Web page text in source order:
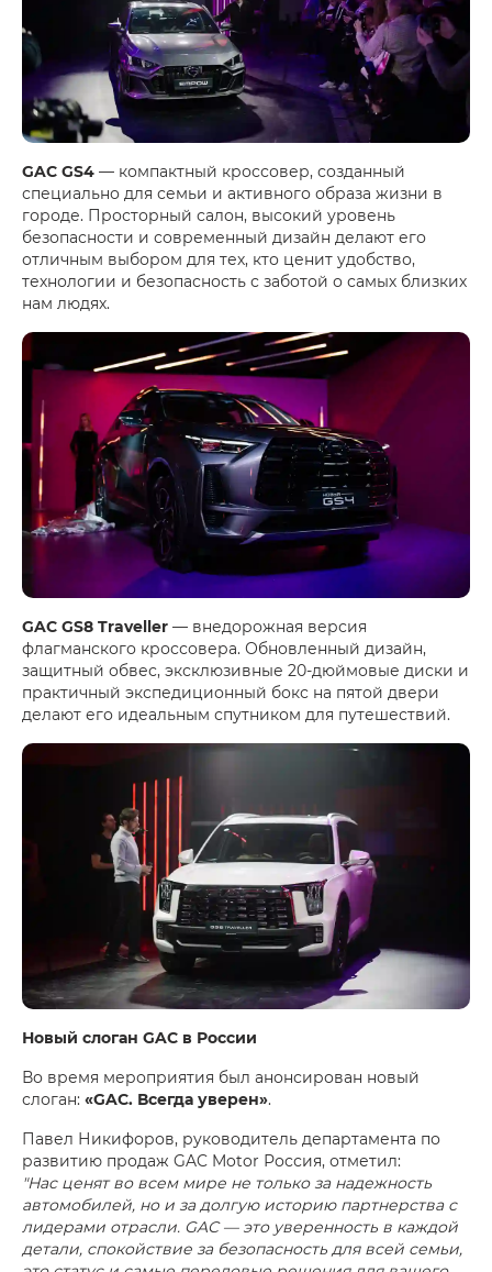
GAC GS4 — компактный кроссовер, созданный
специально для семьи и активного образа жизни в
городе. Просторный салон, высокий уровень
безопасности и современный дизайн делают его
отличным выбором для тех, кто ценит удобство,
технологии и безопасность с заботой о самых близких
нам людях.
GAC GS8 Traveller — внедорожная версия
флагманского кроссовера. Обновленный дизайн,
защитный обвес, эксклюзивные 20-дюймовые диски и
практичный экспедиционный бокс на пятой двери
делают его идеальным спутником для путешествий.
Новый слоган GAC в России
Во время мероприятия был анонсирован новый
слоган: «GAC. Всегда уверен».
Павел Никифоров, руководитель департамента по
развитию продаж GAC Motor Россия, отметил:
"Нас ценят во всем мире не только за надежность
автомобилей, но и за долгую историю партнерства с
лидерами отрасли. GAC — это уверенность в каждой
детали, спокойствие за безопасность для всей семьи,